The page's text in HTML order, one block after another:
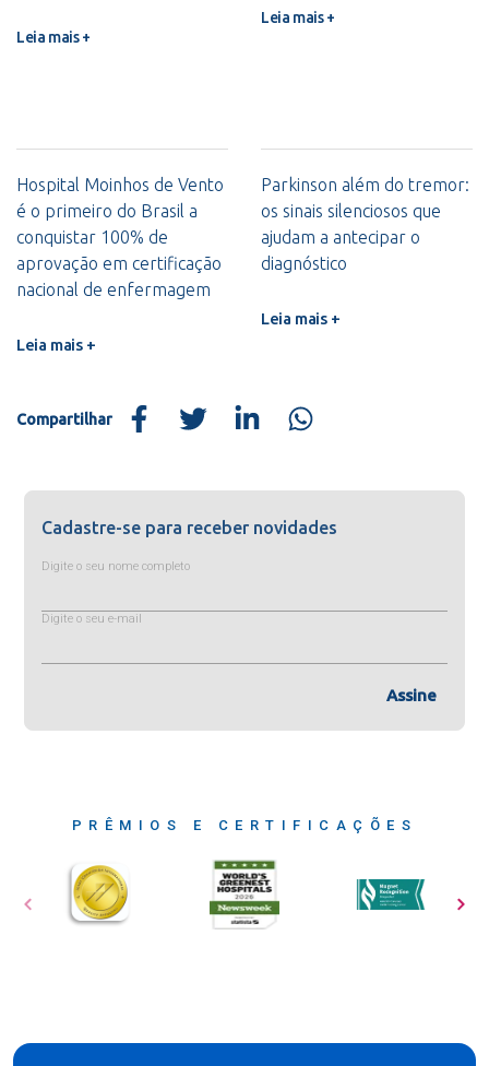
Leia mais +
Leia mais +
Hospital Moinhos de Vento
é o primeiro do Brasil a
conquistar 100% de
aprovação em certificação
nacional de enfermagem
Leia mais +
Parkinson além do tremor:
os sinais silenciosos que
ajudam a antecipar o
diagnóstico
Leia mais +
Compartilhar
Cadastre-se para receber novidades
Digite o seu nome completo
Digite o seu e-mail
Assine
PRÊMIOS E CERTIFICAÇÕES